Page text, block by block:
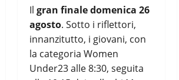
Il gran finale domenica 26
agosto. Sotto i riflettori,
innanzitutto, i giovani, con
la categoria Women
Under23 alle 8:30, seguita